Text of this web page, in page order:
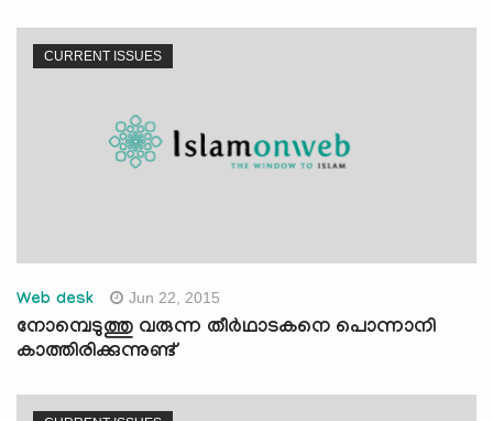
CURRENT ISSUES
Web desk Jun 22, 2015
നോമ്പെടുത്തു വരുന്ന തീര്‍ഥാടകനെ പൊന്നാനി
കാത്തിരിക്കുന്നുണ്ട്